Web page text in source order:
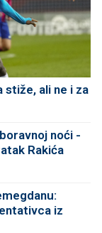
stiže, ali ne i za
noći -
Rakića
iz